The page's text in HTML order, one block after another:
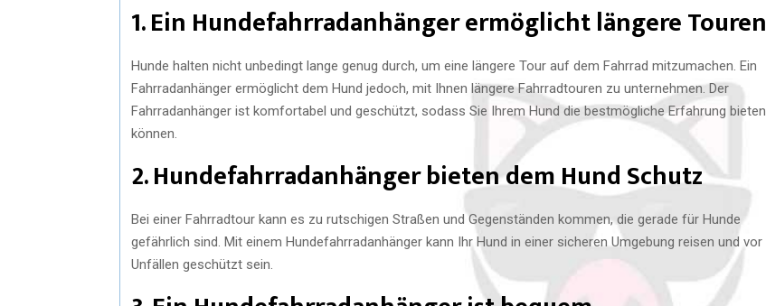
1. Ein Hundefahrradanhänger ermöglicht längere Touren
Hunde halten nicht unbedingt lange genug durch, um eine längere Tour auf dem Fahrrad mitzumachen. Ein
Fahrradanhänger ermöglicht dem Hund jedoch, mit Ihnen längere Fahrradtouren zu unternehmen. Der
Fahrradanhänger ist komfortabel und geschützt, sodass Sie Ihrem Hund die bestmögliche Erfahrung bieten
können.
2. Hundefahrradanhänger bieten dem Hund Schutz
Bei einer Fahrradtour kann es zu rutschigen Straßen und Gegenständen kommen, die gerade für Hunde
gefährlich sind. Mit einem Hundefahrradanhänger kann Ihr Hund in einer sicheren Umgebung reisen und vor
Unfällen geschützt sein.